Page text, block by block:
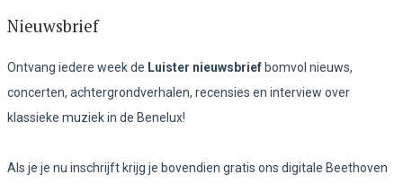
Nieuwsbrief
Ontvang iedere week de Luister nieuwsbrief bomvol nieuws,
concerten, achtergrondverhalen, recensies en interview over
klassieke muziek in de Benelux!
Als je je nu inschrijft krijg je bovendien gratis ons digitale Beethoven